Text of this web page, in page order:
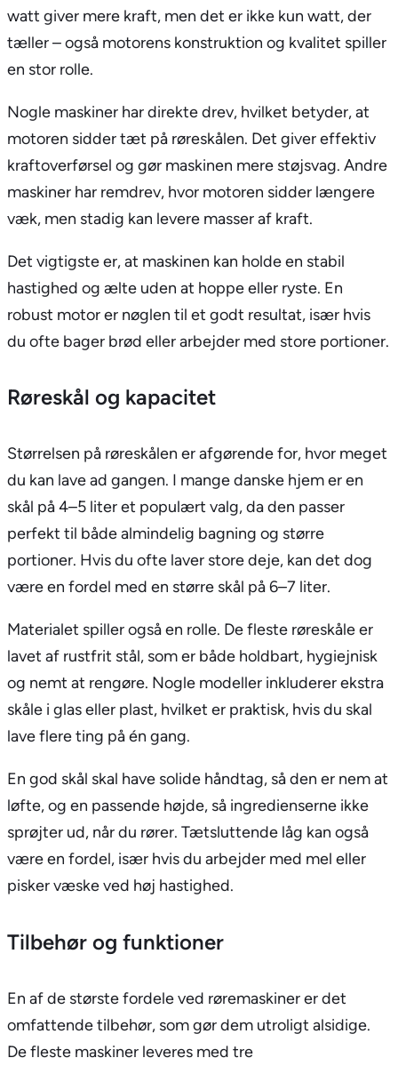
watt giver mere kraft, men det er ikke kun watt, der
tæller – også motorens konstruktion og kvalitet spiller
en stor rolle.
Nogle maskiner har direkte drev, hvilket betyder, at
motoren sidder tæt på røreskålen. Det giver effektiv
kraftoverførsel og gør maskinen mere støjsvag. Andre
maskiner har remdrev, hvor motoren sidder længere
væk, men stadig kan levere masser af kraft.
Det vigtigste er, at maskinen kan holde en stabil
hastighed og ælte uden at hoppe eller ryste. En
robust motor er nøglen til et godt resultat, især hvis
du ofte bager brød eller arbejder med store portioner.
Røreskål og kapacitet
Størrelsen på røreskålen er afgørende for, hvor meget
du kan lave ad gangen. I mange danske hjem er en
skål på 4–5 liter et populært valg, da den passer
perfekt til både almindelig bagning og større
portioner. Hvis du ofte laver store deje, kan det dog
være en fordel med en større skål på 6–7 liter.
Materialet spiller også en rolle. De fleste røreskåle er
lavet af rustfrit stål, som er både holdbart, hygiejnisk
og nemt at rengøre. Nogle modeller inkluderer ekstra
skåle i glas eller plast, hvilket er praktisk, hvis du skal
lave flere ting på én gang.
En god skål skal have solide håndtag, så den er nem at
løfte, og en passende højde, så ingredienserne ikke
sprøjter ud, når du rører. Tætsluttende låg kan også
være en fordel, især hvis du arbejder med mel eller
pisker væske ved høj hastighed.
Tilbehør og funktioner
En af de største fordele ved røremaskiner er det
omfattende tilbehør, som gør dem utroligt alsidige.
De fleste maskiner leveres med tre